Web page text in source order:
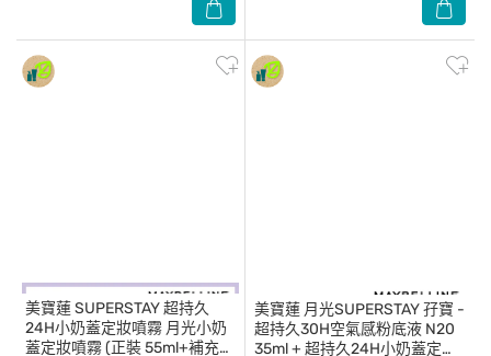
美寶蓮SUPERSTAY 超持久
24H小奶蓋定妝噴霧 月光小奶
蓋定妝噴霧 (正裝 55ml+補充裝
美寶蓮 月光SUPERSTAY 孖寶 -
超持久30H空氣感粉底液 N20
35ml + 超持久24H小奶蓋定妝